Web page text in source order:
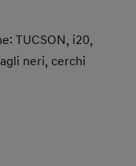
TUCSON, i20,
neri, cerchi